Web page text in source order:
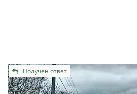
Получен ответ